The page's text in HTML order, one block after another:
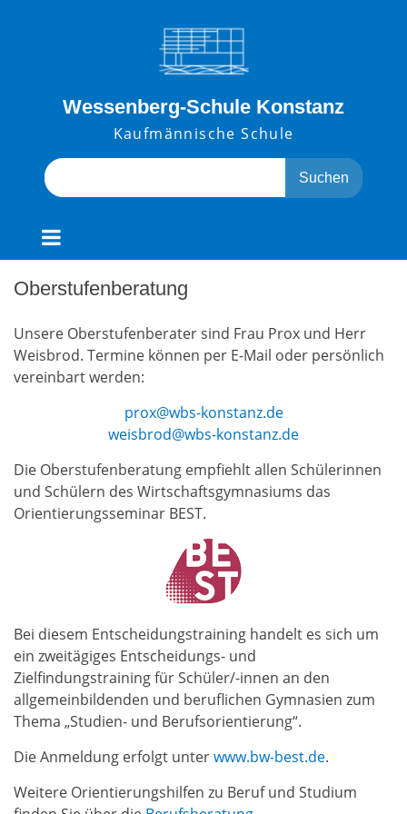
Wessenberg-Schule Konstanz
Kaufmännische Schule
Search
for:
Oberstufenberatung
Unsere Oberstufenberater sind Frau Prox und Herr
Weisbrod. Termine können per E-Mail oder persönlich
vereinbart werden:
prox@wbs-konstanz.de
weisbrod@wbs-konstanz.de
Die Oberstufenberatung empfiehlt allen Schülerinnen
und Schülern des Wirtschaftsgymnasiums das
Orientierungsseminar BEST.
Bei diesem Entscheidungstraining handelt es sich um
ein zweitägiges Entscheidungs- und
Zielfindungstraining für Schüler/-innen an den
allgemeinbildenden und beruflichen Gymnasien zum
Thema „Studien- und Berufsorientierung“.
Die Anmeldung erfolgt unterwww.bw-best.de.
Weitere Orientierungshilfen zu Beruf und Studium